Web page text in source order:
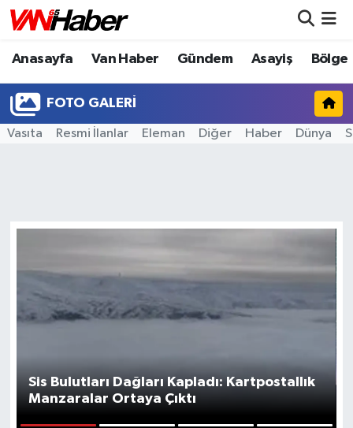
Anasayfa Van Haber Gündem Asayiş Bölge
FOTO GALERI
Vasıta Resmi İlanlar Eleman Diğer Haber Dünya
Sis Bulutları Dağları Kapladı: Kartpostallık
Manzaralar Ortaya Çıktı
Nöbetçi Eczaneler
Hava Durumu
Trafik Durumu
Haber Arşivi